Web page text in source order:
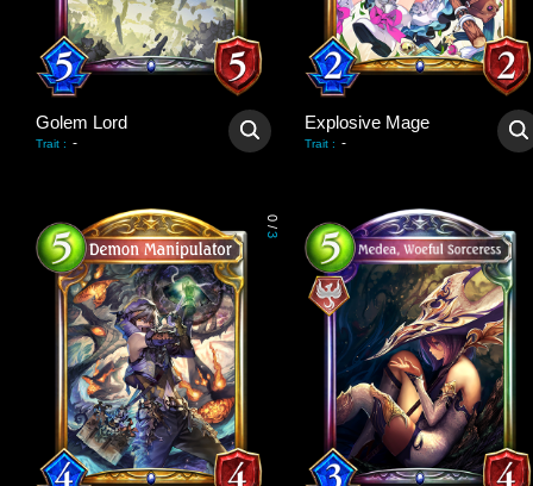
Golem Lord
Trait : -
Explosive Mage
Trait : -
0
/
3